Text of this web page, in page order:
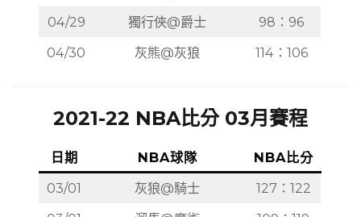
04/29
獨行俠@爵士
98：96
04/30
灰熊@灰狼 114：106
2021-22 NBA比分 03月賽程
日期 NBA球隊
NBA比分
03/01
灰狼@騎士
127：122